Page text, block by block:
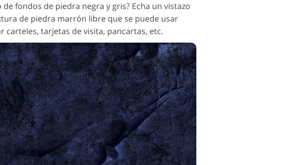
de fondos de piedra negra y gris? Echa un vistazo
de piedra marrón libre que se puede usar
carteles, tarjetas de visita, pancartas, etc.